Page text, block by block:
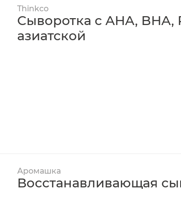
Thinkco
Сыворотка с AHA,
азиатской
Аромашка
Восстанавливающая